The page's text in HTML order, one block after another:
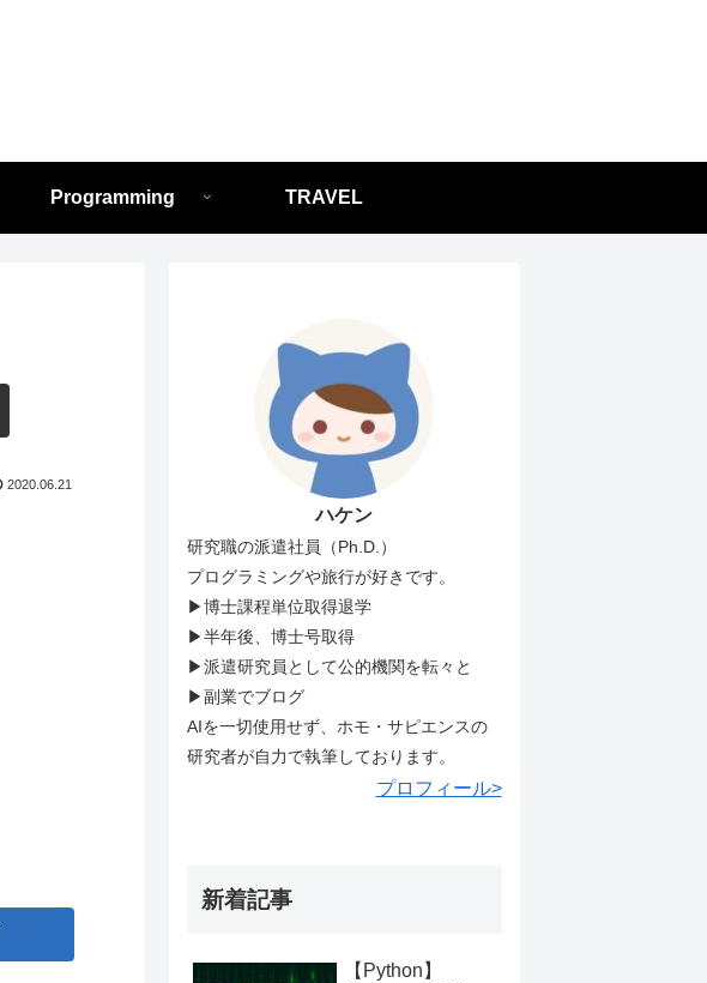
Programming TRAVEL
2020.06.21
ハケン
研究職の派遣社員（Ph.D.）
プログラミングや旅行が好きです。
▶︎博士課程単位取得退学
▶︎半年後、博士号取得
▶︎派遣研究員として公的機関を転々と
▶︎副業でブログ
AIを一切使用せず、ホモ・サピエンスの
研究者が自力で執筆しております。
プロフィール>
新着記事
【Python】